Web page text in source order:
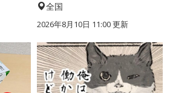
全国
2026年8月10日 11:00更新